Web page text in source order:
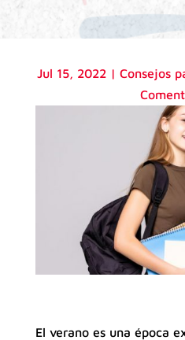
Jul 15, 2022 |Consejos
El verano es una época